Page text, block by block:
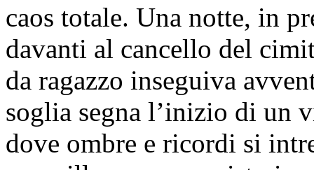
caos totale. Una notte, in
davanti al cancello del
da ragazzo inseguiva
soglia segna l’inizio di un
dove ombre e ricordi si